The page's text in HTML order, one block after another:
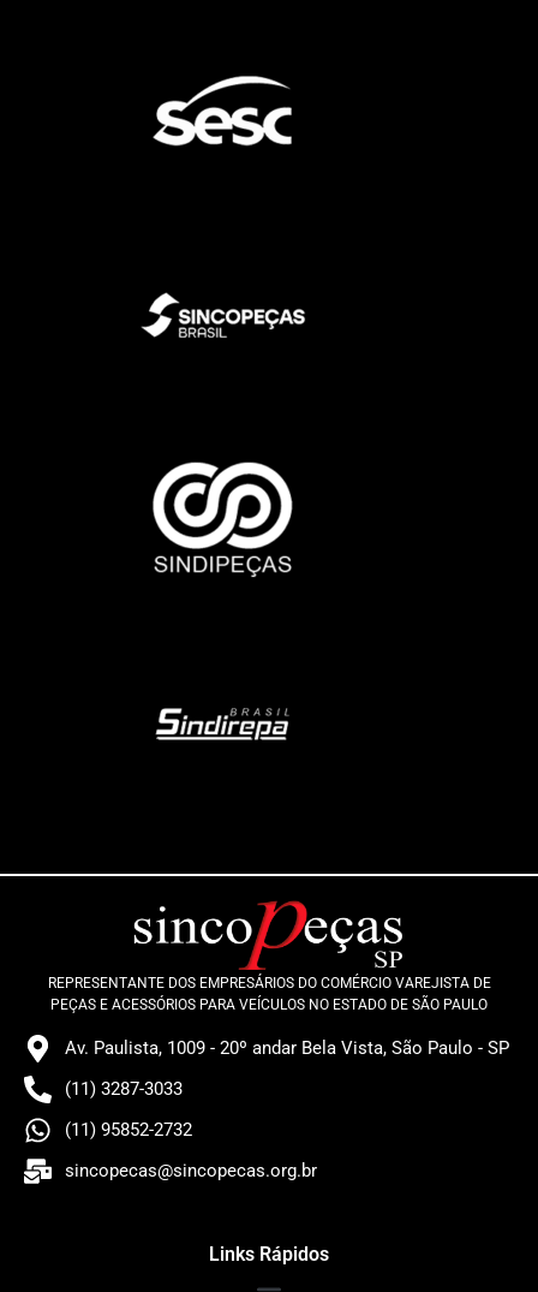
REPRESENTANTE DOS EMPRESÁRIOS DO COMÉRCIO VAREJISTA DE
PEÇAS E ACESSÓRIOS PARA VEÍCULOS NO ESTADO DE SÃO PAULO
Av. Paulista, 1009 - 20º andar Bela Vista, São Paulo - SP
(11) 3287-3033
(11) 95852-2732
sincopecas@sincopecas.org.br
Links Rápidos